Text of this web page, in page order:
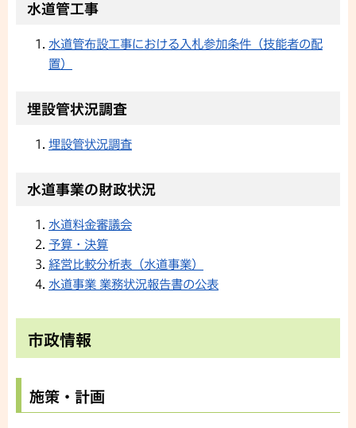
水道管工事
水道管布設工事における入札参加条件（技能者の配
置）
埋設管状況調査
埋設管状況調査
水道事業の財政状況
水道料金審議会
予算・決算
経営比較分析表（水道事業）
水道事業 業務状況報告書の公表
市政情報
施策・計画